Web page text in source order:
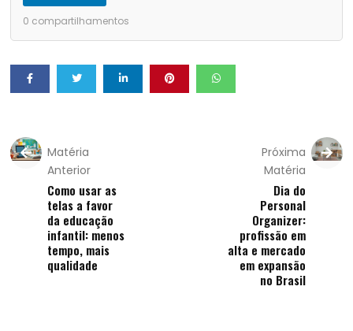
0 compartilhamentos
Matéria
Anterior
Como usar as
telas a favor
da educação
infantil: menos
tempo, mais
qualidade
Próxima
Matéria
Dia do
Personal
Organizer:
profissão em
alta e mercado
em expansão
no Brasil